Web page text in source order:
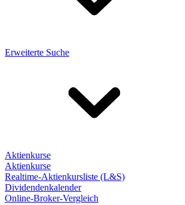
Erweiterte Suche
Aktienkurse
Aktienkurse
Realtime-Aktienkursliste (L&S)
Dividendenkalender
Online-Broker-Vergleich